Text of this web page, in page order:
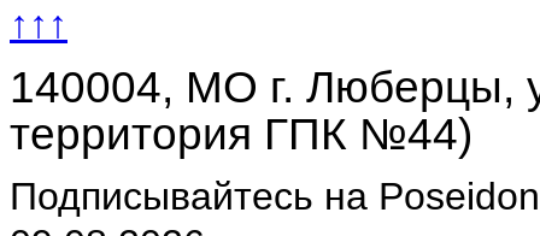
↑↑↑
140004, МО г. Люберцы,
территория ГПК №44)
Подписывайтесь на